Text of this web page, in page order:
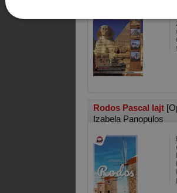
Rodos Pascal lajt
Izabela Panopulos